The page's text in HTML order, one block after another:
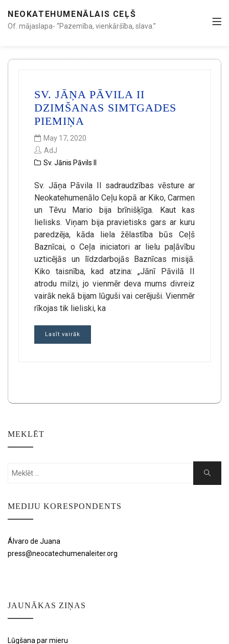
NEOKATEHUMENĀLAIS CEĻŠ
Of. mājaslapa- “Pazemība, vienkāršība, slava.”
SV. JĀŅA PĀVILA II
DZIMŠANAS SIMTGADES
PIEMIŅA
May 17, 2020
AdJ
Sv. Jānis Pāvils II
Sv. Jāņa Pāvila II sadraudzības vēsture ar
Neokatehumenālo Ceļu kopā ar Kiko, Carmen
un Tēvu Mario bija brīnišķīga. Kaut kas
lielisks. Viņam bija pravietisks gars ar kuru
paredzēja, kāda liela žēlastība būs Ceļš
Baznīcai, o Ceļa iniciatori ar lielu paļāvību
uzticējās un līdzdarbojās Baznīcas misijā.
Kiko taisnība, kad atzina: „Jānī Pāvilā II
atrodu milzi, jo vienmēr deva mums divreiz
vairāk nekā bijam lūguši vai cerējuši. Vienmēr
rīkojas tik lieliski, ka
Lasīt vairāk
MEKLĒT
Search
Search
MEDIJU KORESPONDENTS
Álvaro de Juana
press@neocatechumenaleiter.org
JAUNĀKAS ZIŅAS
Lūgšana par mieru